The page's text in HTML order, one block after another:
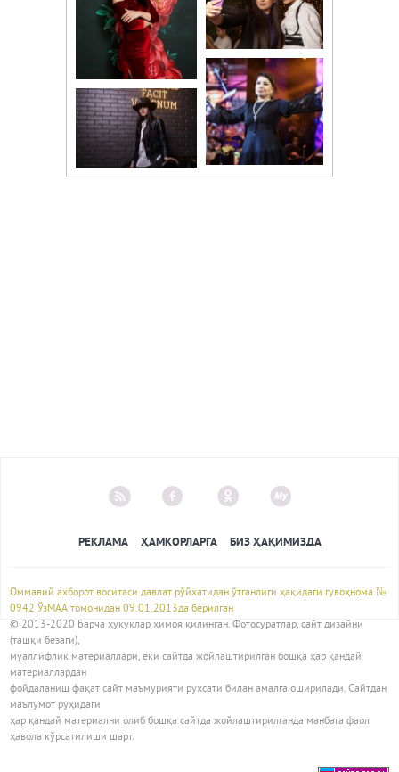
РЕКЛАМА ҲАМКОРЛАРГА БИЗ ҲАҚИМИЗДА
Оммавий ахборот воситаси давлат рўйхатидан ўтганлиги ҳақидаги гувоҳнома №
0942 ЎзМАА томонидан 09.01.2013да берилган
© 2013-2020 Барча ҳуқуқлар ҳимоя қилинган. Фотосуратлар, сайт дизайни
(ташқи безаги),
муаллифлик материаллари, ёки сайтда жойлаштирилган бошқа ҳар қандай
материаллардан
фойдаланиш фақат сайт маъмурияти рухсати билан амалга оширилади. Сайтдан
маълумот руҳидаги
ҳар қандай материални олиб бошқа сайтда жойлаштирилганда манбага фаол
ҳавола кўрсатилиши шарт.